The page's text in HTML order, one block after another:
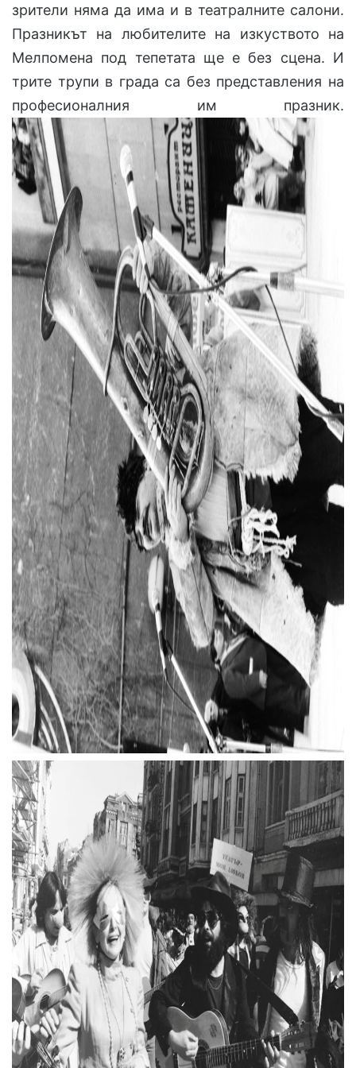
зрители няма да има и в театралните салони.
Празникът на любителите на изкуството на
Мелпомена под тепетата ще е без сцена. И
трите трупи в града са без представления на
професионалния им празник.